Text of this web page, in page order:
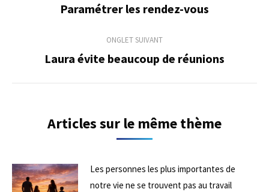
commentaire
Onglet
Paramétrer les rendez-vous
ONGLET SUIVANT
Onglet
Laura évite beaucoup de réunions
Articles sur le même thème
Les personnes les plus importantes de
notre vie ne se trouvent pas au travail